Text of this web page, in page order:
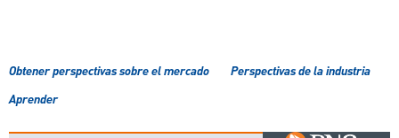
Obtener perspectivas sobre el mercado
Perspectivas de la industria
Aprender